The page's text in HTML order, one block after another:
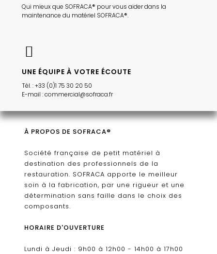
Qui mieux que SOFRACA® pour vous aider dans la
maintenance du matériel SOFRACA®.
UNE ÉQUIPE À VOTRE ÉCOUTE
Tél. : +33 (0)1 75 30 20 50
E-mail : commercial@sofraca.fr
À PROPOS DE SOFRACA®
Société française de petit matériel à
destination des professionnels de la
restauration. SOFRACA apporte le meilleur
soin à la fabrication, par une rigueur et une
détermination sans faille dans le choix des
composants.
HORAIRE D'OUVERTURE
Lundi à Jeudi : 9h00 à 12h00 - 14h00 à 17h00